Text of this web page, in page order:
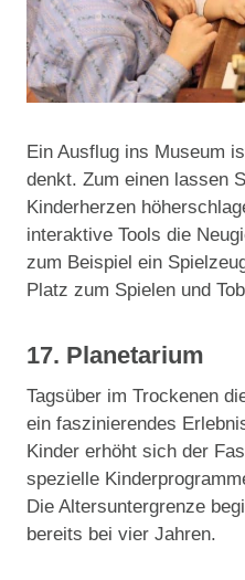
Ein Ausflug ins Museum
denkt. Zum einen lassen
Kinderherzen
interaktive Tools die
zum Beispiel ein
Platz zum Spielen und
17. Planetarium
Tagsüber im Trockenen
ein faszinierendes
Kinder erhöht sich der
spezielle
Die Altersuntergrenze
bereits bei vier Jahren.